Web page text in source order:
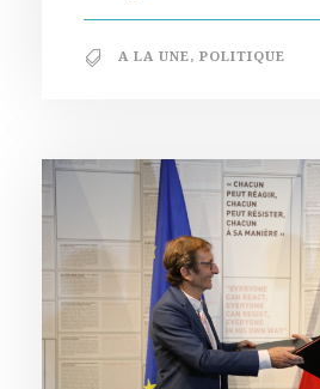
A LA UNE, POLITIQUE